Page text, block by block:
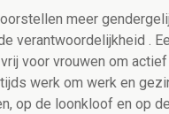
meer
verantwoordelijkheid .
voor vrouwen om
werk om werk en
op de loonkloof en op